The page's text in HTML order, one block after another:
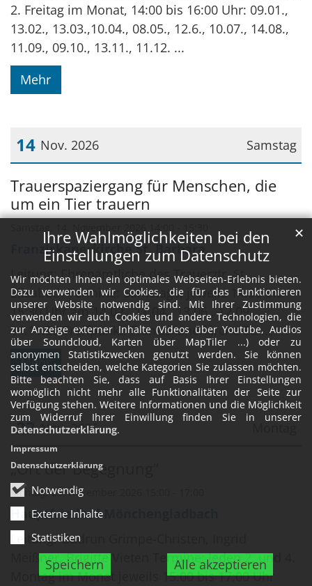
Ihre Wahlmöglichkeiten bei den
Einstellungen zum Datenschutz
Wir möchten Ihnen ein optimales Webseiten-Erlebnis bieten.
Dazu verwenden wir Cookies, die für das Funktionieren
unserer Website notwendig sind. Mit Ihrer Zustimmung
verwenden wir auch Cookies und andere Technologien, die
zur Anzeige externer Inhalte (Videos über Youtube, Audios
über Soundcloud, Karten über MapTiler ...) oder zu
anonymen Statistikzwecken genutzt werden. Sie können
selbst entscheiden, welche Kategorien Sie zulassen möchten.
Bitte beachten Sie, dass auf Basis Ihrer Einstellungen
womöglich nicht mehr alle Funktionalitäten der Seite zur
Verfügung stehen. Weitere Informationen und die Möglichkeit
zum Widerruf Ihrer Einwillung finden Sie in unserer
Datenschutzerklärung.
Notwendig
Externe Inhalte
Statistiken
Speichern Alle akzeptieren
✕
Impressum
Datenschutzerklärung
2. Freitag im Monat, 14:00 bis 16:00 Uhr: 09.01.,
13.02., 13.03.,10.04., 08.05., 12.6., 10.07., 14.08.,
11.09., 09.10., 13.11., 11.12. ...
Mehr
Samstag
14 Nov. 2026
Datum: 14. November 2026
Trauerspaziergang für Menschen, die
um ein Tier trauern
Franziskanerkirche St. Barbara
Leitung: Ehrenamtliche des Trauerztr. St.
Elisabeth Termine: Samstags, jeweils 14:00 bis
15:30 Uhr am 14.02., 11.04., 13.06., 12.09.,
14.11.26 Treffpunkt: Franziskanerkirche St. ...
Mehr
23 Nov. 2026
Datum: 23. November 2026
„Ort der Begegnung“
Montag, 23. November 2026 15:00 - 17:00
Hauptfriedhof Mönchengladbach
Leitung: Gudrun Grimpe-Christen, Ingrid
Meißner, Brigitte Vieten Termine: Jeden 2. und 4.
Montag im Monat jeweils 15:00 bis 17:00 Uhr